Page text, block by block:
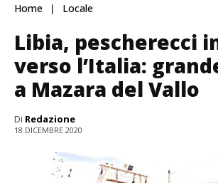
Home Locale
Libia, pescherecci
verso l’Italia:
a Mazara del Vallo
Di Redazione
18 DICEMBRE 2020